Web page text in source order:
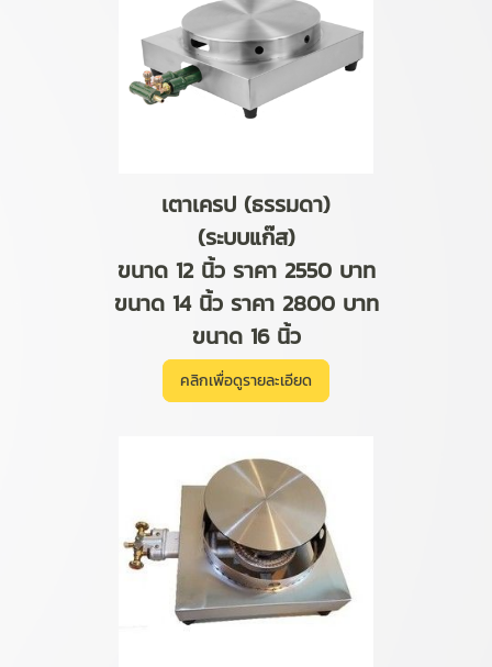
เตาเครป (ธรรมดา)
(ระบบแก๊ส)
ขนาด 12 นิ้ว ราคา 2550 บาท
ขนาด 14 นิ้ว ราคา 2800 บาท
ขนาด 16 นิ้ว
คลิกเพื่อดูรายละเอียด